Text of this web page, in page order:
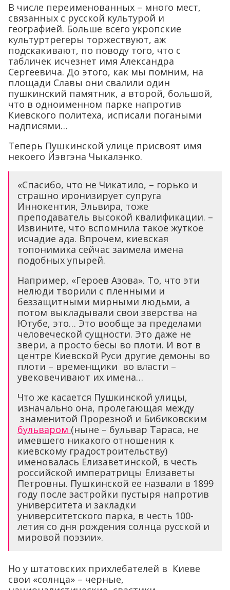
В числе переименованных – много мест,
связанных с русской культурой и
географией. Больше всего укропские
культуртрегеры торжествуют, аж
подскакивают, по поводу того, что с
табличек исчезнет имя Александра
Сергеевича. До этого, как мы помним, на
площади Славы они свалили один
пушкинский памятник, а второй, большой,
что в одноименном парке напротив
Киевского политеха, исписали погаными
надписями…
Теперь Пушкинской улице присвоят имя
некоего Йэвгэна Чыкалэнко.
«Спасибо, что не Чикатило, – горько и
страшно иронизирует супруга
Иннокентия, Эльвира, тоже
преподаватель высокой квалификации. –
Извините, что вспомнила такое жуткое
исчадие ада. Впрочем, киевская
топонимика сейчас заимела имена
подобных упырей.
Например, «Героев Азова». То, что эти
нелюди творили с пленными и
беззащитными мирными людьми, а
потом выкладывали свои зверства на
Ютубе, это… Это вообще за пределами
человеческой сущности. Это даже не
звери, а просто бесы во плоти. И вот в
центре Киевской Руси другие демоны во
плоти – временщики во власти –
увековечивают их имена…
Что же касается Пушкинской улицы,
изначально она, пролегающая между
знаменитой Прорезной и Бибиковским
бульваром (ныне – бульвар Тараса, не
имевшего никакого отношения к
киевскому градостроительству)
именовалась Елизаветинской, в честь
российской императрицы Елизаветы
Петровны. Пушкинской ее назвали в 1899
году после застройки пустыря напротив
университета и закладки
университетского парка, в честь 100-
летия со дня рождения солнца русской и
мировой поэзии».
Но у штатовских прихлебателей в Киеве
свои «солнца» – черные,